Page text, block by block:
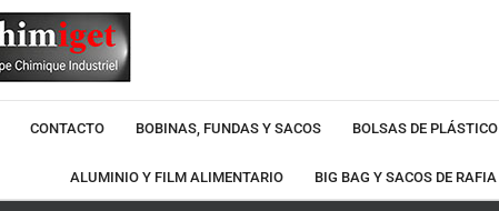
CONTACTO BOBINAS, FUNDAS Y SACOS BOLSAS DE PLÁSTICO
ALUMINIO Y FILM ALIMENTARIO BIG BAG Y SACOS DE RAFIA